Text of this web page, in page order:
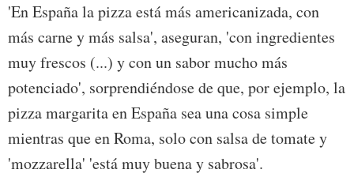
'En España la pizza está más americanizada, con
más carne y más salsa', aseguran, 'con ingredientes
muy frescos (...) y con un sabor mucho más
potenciado', sorprendiéndose de que, por ejemplo, la
pizza margarita en España sea una cosa simple
mientras que en Roma, solo con salsa de tomate y
'mozzarella' 'está muy buena y sabrosa'.